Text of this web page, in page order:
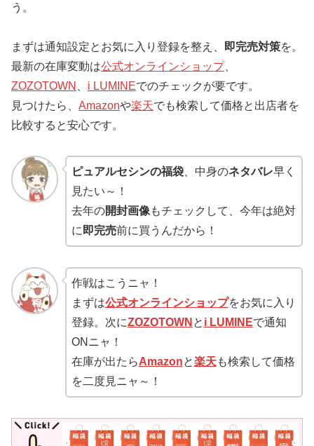
う。
まずは通知設定とお気に入り登録を整え、 即完売対策を。
最新の在庫変動は公式オンラインショップ、
ZOZOTOWN 、 i LUMINEでのチェックが要です。
見つけたら、 Amazonや楽天でも検索して価格と出店者を
比較すると安心です。
ピュアルセシンの福袋、中身のネタバレ早く
見たい～！
去年の開封画像 もチェックして、今年は絶対
に 即完売前に買うんだから！
作戦はこうニャ！
まずは公式オンラインショップをお気に入り
登録。次にZOZOTOWN と i LUMINEで通知
ONニャ！
在庫が出たらAmazonと楽天も検索して価格
を二度見ニャ～！